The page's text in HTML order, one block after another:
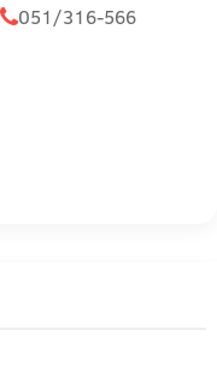
051/316-566